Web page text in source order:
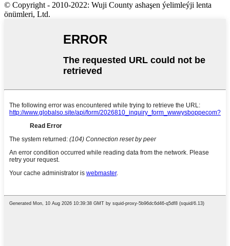
© Copyright - 2010-2022: Wuji County ashaşen ýelimleýji lenta
önümleri, Ltd.